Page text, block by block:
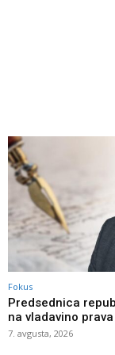
Fokus
Predsednica
na vladavino prava
7. avgusta, 2026